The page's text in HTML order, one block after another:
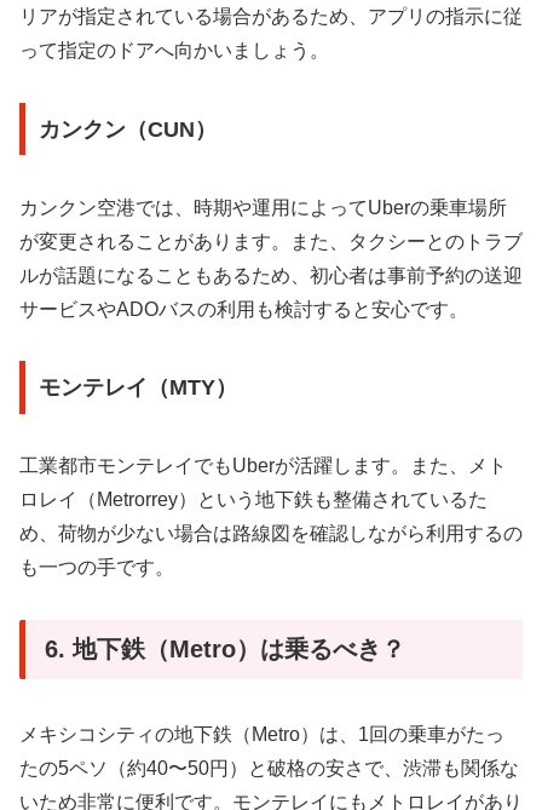
リアが指定されている場合があるため、アプリの指示に従
って指定のドアへ向かいましょう。
カンクン（CUN）
カンクン空港では、時期や運用によってUberの乗車場所
が変更されることがあります。また、タクシーとのトラブ
ルが話題になることもあるため、初心者は事前予約の送迎
サービスやADOバスの利用も検討すると安心です。
モンテレイ（MTY）
工業都市モンテレイでもUberが活躍します。また、メト
ロレイ（Metrorrey）という地下鉄も整備されているた
め、荷物が少ない場合は路線図を確認しながら利用するの
も一つの手です。
6. 地下鉄（Metro）は乗るべき？
メキシコシティの地下鉄（Metro）は、1回の乗車がたっ
たの5ペソ（約40〜50円）と破格の安さで、渋滞も関係な
いため非常に便利です。モンテレイにもメトロレイがあり